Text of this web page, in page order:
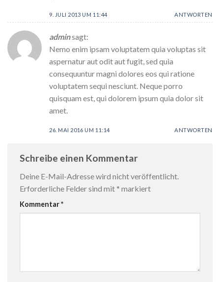
9. JULI 2013 UM 11:44 ANTWORTEN
adminsagt:
Nemo enim ipsam voluptatem quia voluptas sit
aspernatur aut odit aut fugit, sed quia
consequuntur magni dolores eos qui ratione
voluptatem sequi nesciunt. Neque porro
quisquam est, qui dolorem ipsum quia dolor sit
amet.
26. MAI 2016 UM 11:14 ANTWORTEN
Schreibe einen Kommentar
Deine E-Mail-Adresse wird nicht veröffentlicht.
Erforderliche Felder sind mit * markiert
Kommentar*